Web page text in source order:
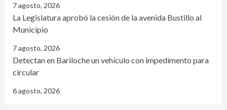
7 agosto, 2026
La Legislatura aprobó la cesión de la avenida Bustillo al
Municipio
7 agosto, 2026
Detectan en Bariloche un vehículo con impedimento para
circular
6 agosto, 2026